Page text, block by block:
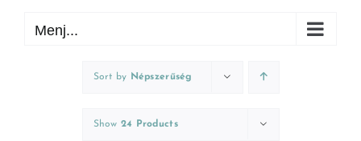
Menj...
Sort by Népszerűség
Show 24 Products